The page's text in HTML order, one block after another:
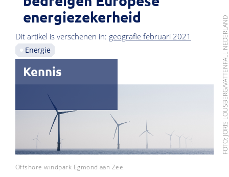
energiezekerheid
Dit artikel is verschenen in: geografie februari 2021
Energie
Kennis FOTO: JORIS LOUSBERG/VATTENFALL NEDERLAND
Offshore windpark Egmond aan Zee.